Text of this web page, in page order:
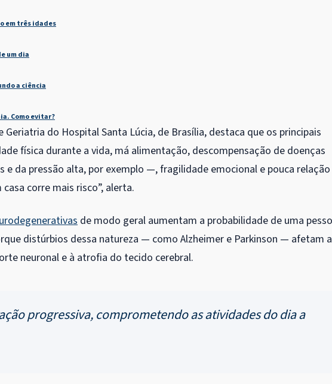
em três idades
um dia
a ciência
Como evitar?
do Hospital Santa Lúcia, de Brasília, destaca que os principais
física durante a vida, má alimentação, descompensação de doenças
e da pressão alta, por exemplo —, fragilidade emocional e pouca relação
corre mais risco”, alerta.
de modo geral aumentam a probabilidade de uma
distúrbios dessa natureza — como Alzheimer e Parkinson — afetam
neuronal e à atrofia do tecido cerebral.
progressiva, comprometendo as atividades do dia a